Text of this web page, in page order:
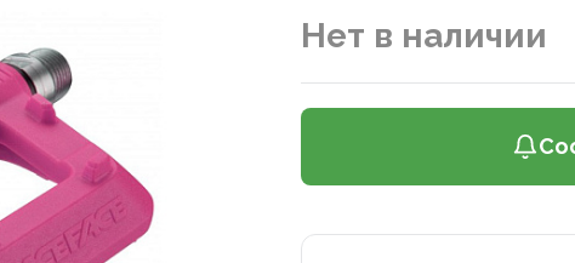
Нет в наличии